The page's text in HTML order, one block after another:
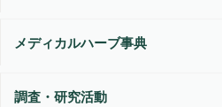
メディカルハーブ事典
調査・研究活動